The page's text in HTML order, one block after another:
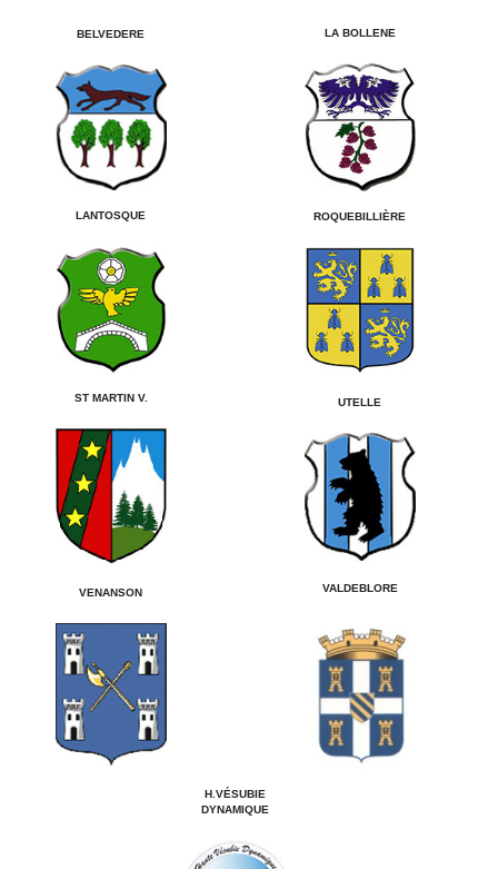
BELVEDERE LA BOLLENE
LANTOSQUE ROQUEBILLIÈRE
ST MARTIN V. UTELLE
VENANSON VALDEBLORE
H.VÉSUBIE
DYNAMIQUE